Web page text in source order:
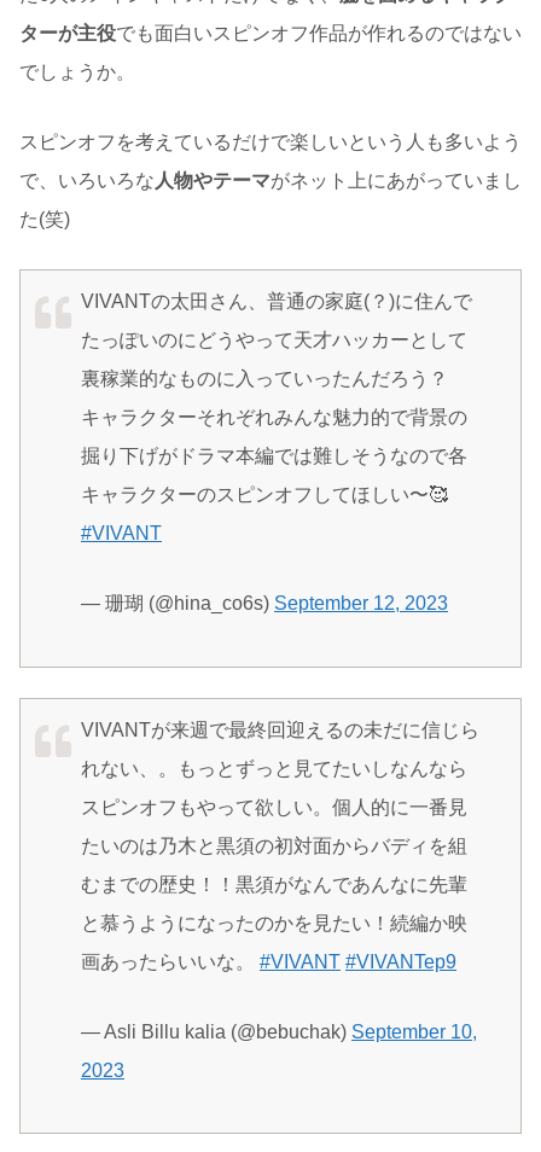
ターが主役でも面白いスピンオフ作品が作れるのではない
でしょうか。
スピンオフを考えているだけで楽しいという人も多いよう
で、いろいろな 人物やテーマがネット上にあがっていまし
た(笑)
VIVANTの太田さん、普通の家庭(？)に住んで
たっぽいのにどうやって天才ハッカーとして
裏稼業的なものに入っていったんだろう？
キャラクターそれぞれみんな魅力的で背景の
掘り下げがドラマ本編では難しそうなので各
キャラクターのスピンオフしてほしい〜🥰
#VIVANT
— 珊瑚 (@hina_co6s) September 12, 2023
VIVANTが来週で最終回迎えるの未だに信じら
れない、。もっとずっと見てたいしなんなら
スピンオフもやって欲しい。個人的に一番見
たいのは乃木と黒須の初対面からバディを組
むまでの歴史！！黒須がなんであんなに先輩
と慕うようになったのかを見たい！続編か映
画あったらいいな。 #VIVANT #VIVANTep9
— Asli Billu kalia (@bebuchak) September 10,
2023